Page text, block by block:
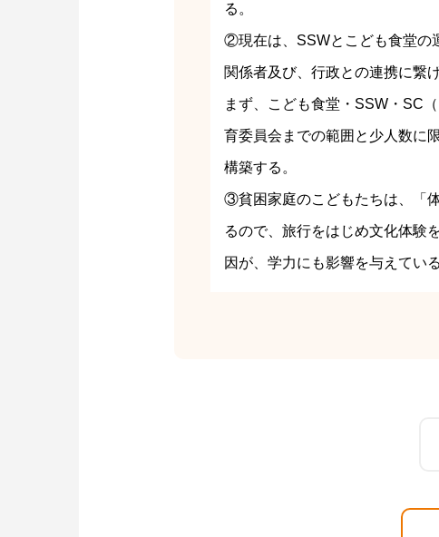
る。
②現在は、SSWとこども食堂の
関係者及び、行政との連携に繋
まず、こども食堂・SSW・SC
育委員会までの範囲と少人数に
構築する。
③貧困家庭のこどもたちは、「
るので、旅行をはじめ文化体験
因が、学力にも影響を与えてい